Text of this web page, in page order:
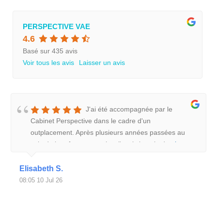
PERSPECTIVE VAE
4.6
Basé sur 435 avis
Voir tous les avis
Laisser un avis
J'ai été accompagnée par le
Cabinet Perspective dans le cadre d'un
outplacement. Après plusieurs années passées au
sein de la même entreprise, j'avais besoin de
plus
Elisabeth S.
08:05 10 Jul 26